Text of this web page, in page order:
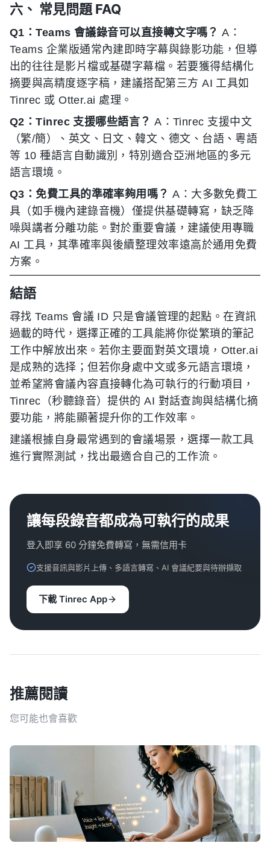
六、 常見問題 FAQ
Q1：Teams 會議錄音可以直接轉文字嗎？ A：
Teams 企業版通常內建即時字幕與錄影功能，但導
出的往往是影片檔或基礎字幕檔。若要獲得結構化
摘要與高精度逐字稿，建議搭配第三方 AI 工具如
Tinrec 或 Otter.ai 處理。
Q2：Tinrec 支援哪些語言？ A：Tinrec 支援中文
（繁/簡）、英文、日文、韓文、德文、台語、粵語
等 10 種語言自動識別，特別適合亞洲地區的多元
語言環境。
Q3：免費工具的準確率夠用嗎？ A：大多數免費工
具（如手機內建錄音機）僅提供基礎轉寫，缺乏降
噪與講者分離功能。對於重要會議，建議使用專職
AI 工具，其準確率與後續整理效率遠高於通用免費
方案。
結語
尋找 Teams 會議 ID 只是會議管理的起點。在資訊
過載的時代，選擇正確的工具能將你從繁瑣的筆記
工作中解放出來。若你主要面對英文環境，Otter.ai
是成熟的选择；但若你身處中文或多元語言環境，
並希望將會議內容直接轉化為可執行的行動項目，
Tinrec（秒聽錄音）提供的 AI 對話查詢與結構化摘
要功能，將能顯著提升你的工作效率。
建議根據自身最常遇到的會議場景，選擇一款工具
進行實際測試，找出最適合自己的工作流。
讓每段錄音都成為可執行的成果
登入即享 60 分鐘免費轉寫，無需信用卡
支援音訊與影片上傳、多語言轉寫、AI 會議紀要與待辦擷取
下載 Tinrec App
推薦閱讀
您可能也會喜歡